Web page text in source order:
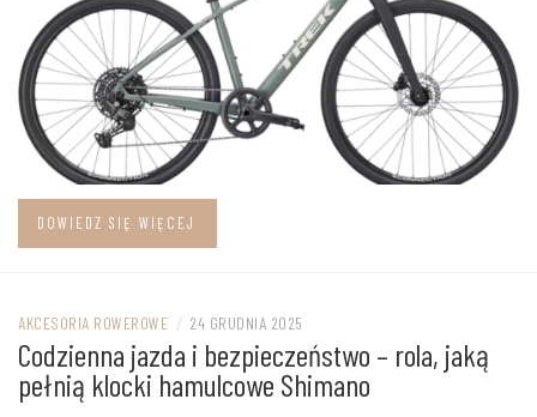
DOWIEDZ SIĘ WIĘCEJ
AKCESORIA ROWEROWE / 24 GRUDNIA 2025
Codzienna jazda i bezpieczeństwo – rola, jaką
pełnią klocki hamulcowe Shimano